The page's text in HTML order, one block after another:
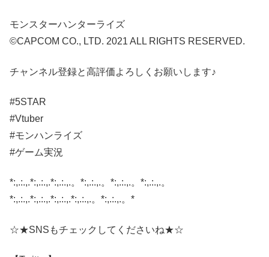
モンスターハンターライズ
©CAPCOM CO., LTD. 2021 ALL RIGHTS RESERVED.
チャンネル登録と高評価よろしくお願いします♪
#5STAR
#Vtuber
#モンハンライズ
#ゲーム実況
*:,.:.,.*:,.:.,.*:,.:.,.。*:,.:.,.。*:,.:.,.。*:,.:.,.。
*:,.:.,.*:,.:.,.*:,.:.,.*:,.:.,.。*:,.:.,.。*
☆★SNSもチェックしてくださいね★☆